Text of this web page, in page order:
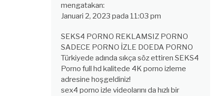
mengatakan:
Januari 2, 2023 pada 11:03 pm
SEKS4 PORNO REKLAMSIZ PORNO
SADECE PORNO İZLE DOEDA PORNO
Türkiyede adında sıkça söz ettiren SEKS4
Porno full hd kalitede 4K porno izleme
adresine hoşgeldiniz!
sex4 porno izle videolarını da hızlı bir